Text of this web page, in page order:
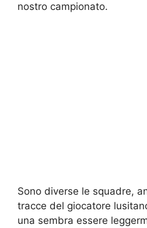
nostro campionato.
Sono diverse le squadre,
tracce del giocatore
una sembra essere